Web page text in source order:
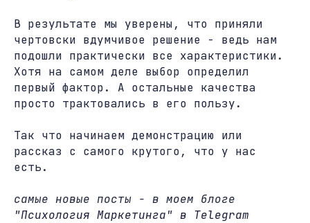
В результате мы уверены, что приняли
чертовски вдумчивое решение - ведь нам
подошли практически все характеристики.
Хотя на самом деле выбор определил
первый фактор. А остальные качества
просто трактовались в его пользу.
Так что начинаем демонстрацию или
рассказ с самого крутого, что у нас
есть.
самые новые посты - в моем блоге
"Психология Маркетинга" в Telegram